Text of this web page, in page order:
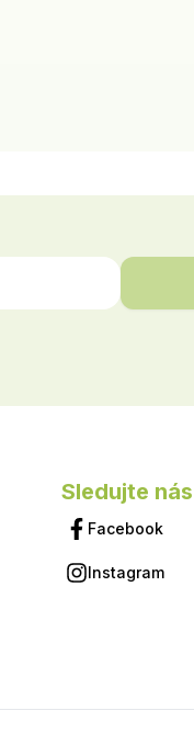
Sledujte nás
Facebook
Instagram